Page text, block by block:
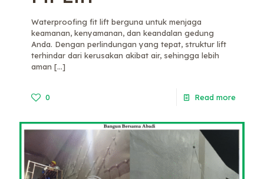
Waterproofing fit lift berguna untuk menjaga
keamanan, kenyamanan, dan keandalan gedung
Anda. Dengan perlindungan yang tepat, struktur lift
terhindar dari kerusakan akibat air, sehingga lebih
aman […]
0 Read more